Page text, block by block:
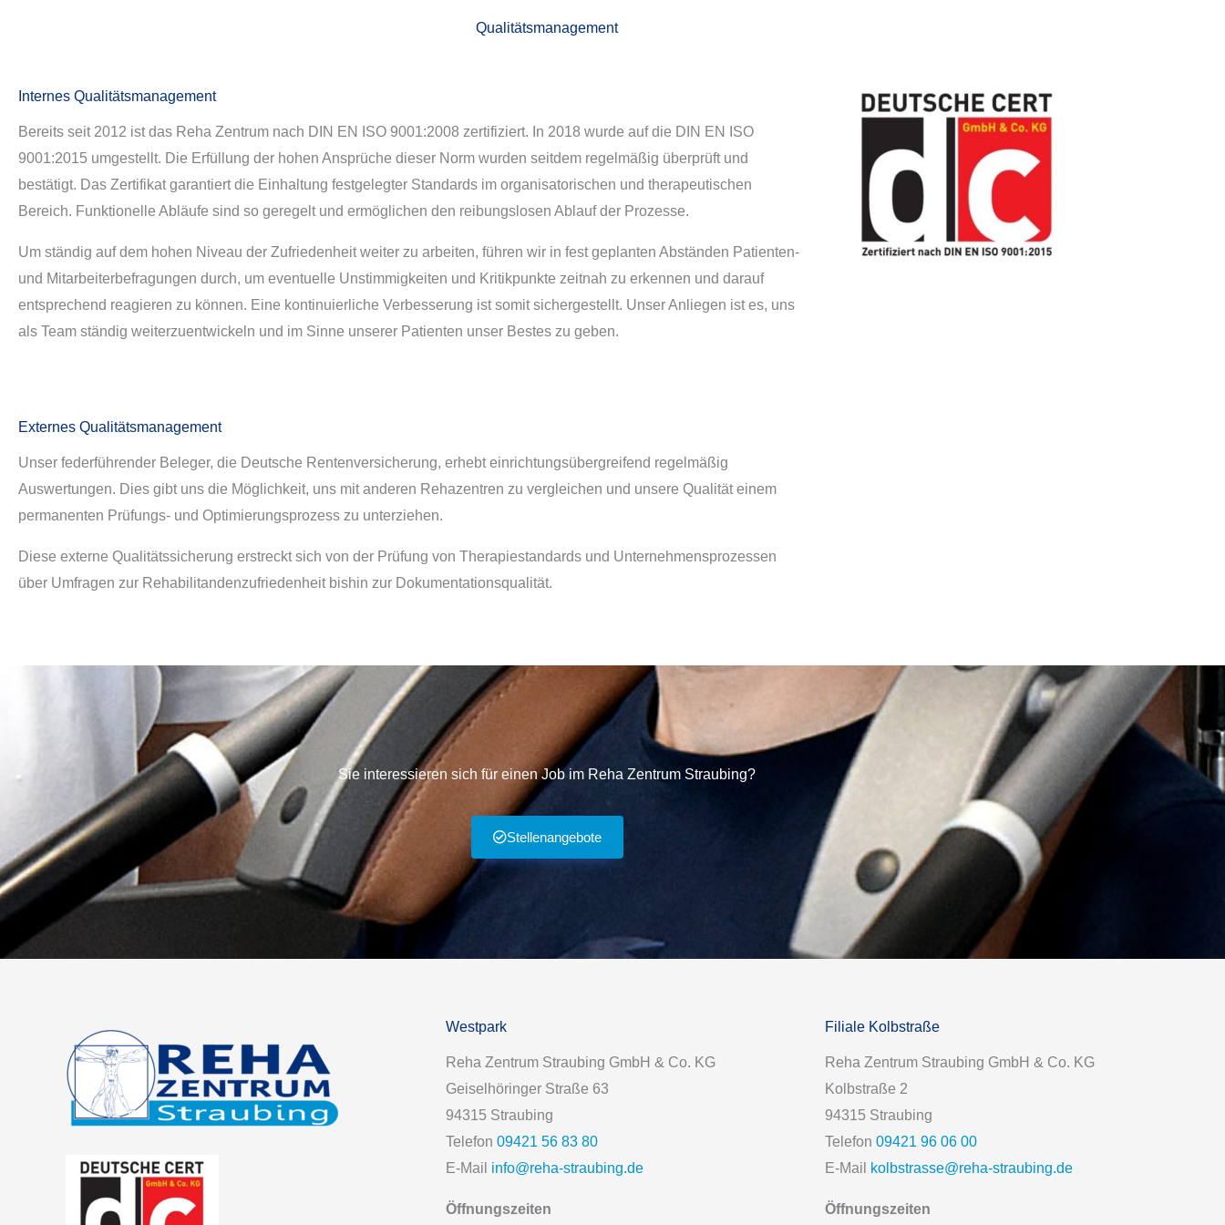
Qualitätsmanagement
Internes Qualitätsmanagement
Bereits seit 2012 ist das Reha Zentrum nach DIN EN ISO 9001:2008 zertifiziert. In 2018 wurde auf die DIN EN ISO
9001:2015 umgestellt. Die Erfüllung der hohen Ansprüche dieser Norm wurden seitdem regelmäßig überprüft und
bestätigt. Das Zertifikat garantiert die Einhaltung festgelegter Standards im organisatorischen und therapeutischen
Bereich. Funktionelle Abläufe sind so geregelt und ermöglichen den reibungslosen Ablauf der Prozesse.
Um ständig auf dem hohen Niveau der Zufriedenheit weiter zu arbeiten, führen wir in fest geplanten Abständen Patienten-
und Mitarbeiterbefragungen durch, um eventuelle Unstimmigkeiten und Kritikpunkte zeitnah zu erkennen und darauf
entsprechend reagieren zu können. Eine kontinuierliche Verbesserung ist somit sichergestellt. Unser Anliegen ist es, uns
als Team ständig weiterzuentwickeln und im Sinne unserer Patienten unser Bestes zu geben.
Externes Qualitätsmanagement
Unser federführender Beleger, die Deutsche Rentenversicherung, erhebt einrichtungsübergreifend regelmäßig
Auswertungen. Dies gibt uns die Möglichkeit, uns mit anderen Rehazentren zu vergleichen und unsere Qualität einem
permanenten Prüfungs- und Optimierungsprozess zu unterziehen.
Diese externe Qualitätssicherung erstreckt sich von der Prüfung von Therapiestandards und Unternehmensprozessen
über Umfragen zur Rehabilitandenzufriedenheit bishin zur Dokumentationsqualität.
Sie interessieren sich für einen Job im Reha Zentrum Straubing?
Stellenangebote
Westpark
Reha Zentrum Straubing GmbH & Co. KG
Geiselhöringer Straße 63
94315 Straubing
Telefon 09421 56 83 80
E-Mail info@reha-straubing.de
Öffnungszeiten
Filiale Kolbstraße
Reha Zentrum Straubing GmbH & Co. KG
Kolbstraße 2
94315 Straubing
Telefon09421 96 06 00
E-Mail kolbstrasse@reha-straubing.de
Öffnungszeiten